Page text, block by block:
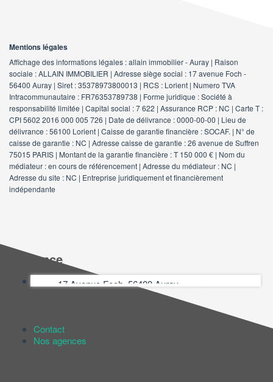
Mentions légales
Affichage des informations légales : allain immobilier - Auray | Raison
sociale : ALLAIN IMMOBILIER | Adresse siège social : 17 avenue Foch -
56400 Auray | Siret : 35378973800013 | RCS : Lorient | Numero TVA
Intracommunautaire : FR76353789738 | Forme juridique : Société à
responsabilité limitée | Capital social : 7 622 | Assurance RCP : NC | Carte T :
CPI 5602 2016 000 005 726 | Date de délivrance : 0000-00-00 | Lieu de
délivrance : 56100 Lorient | Caisse de garantie financière : SOCAF. | N° de
caisse de garantie : NC | Adresse caisse de garantie : 26 avenue de Suffren
75015 PARIS | Montant de la garantie financière : T 150 000 € | Nom du
médiateur : en cours de référencement | Adresse du médiateur : NC |
Adresse du site : NC | Entreprise juridiquement et financièrement
indépendante
L'Agence
17 Avenue Foch, 56400 Auray
Contact
Nos agences